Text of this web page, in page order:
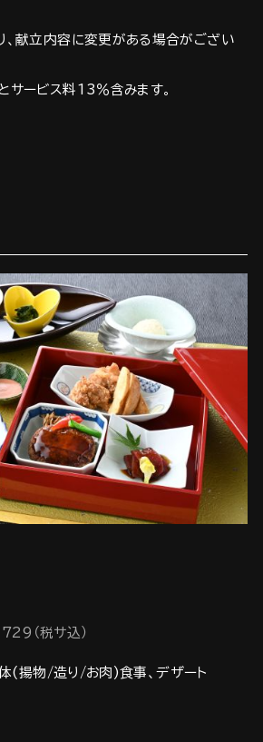
献立内容に変更がある場合がござい
ービス料13％含みます。
（税サ込）
(揚物/造り/お肉)食事、デザート